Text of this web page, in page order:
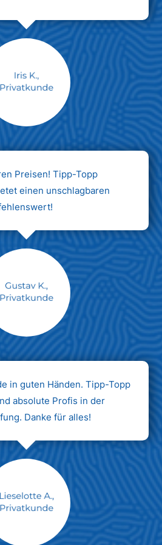
Mustermann
Unternehmen AG
Preisen! Tipp-Topp
einen unschlagbaren
Mustermann
Unternehmen AG
in guten Händen. Tipp-Topp
absolute Profis in der
Danke für alles!